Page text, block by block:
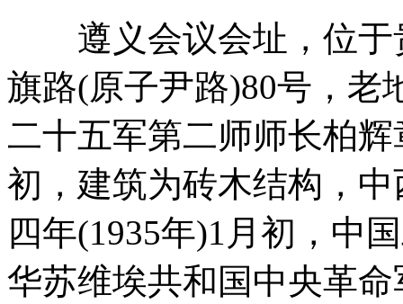
遵义会议会址，位于
旗路(原子尹路)80号，老
二十五军第二师师长柏
初，建筑为砖木结构，
四年(1935年)1月初，中
华苏维埃共和国中央革